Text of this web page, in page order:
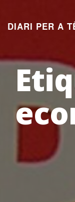
contingut
DIARI PER A